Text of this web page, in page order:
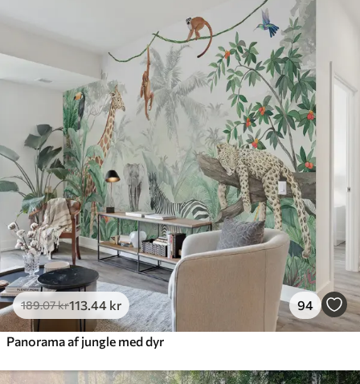
Premium
.33269.00kr/m²
Premium vinyl
516.67310.00 kr/m²
Peel and Stick
666.67400.00kr/m²
189.07kr113 .44 kr 94
Panorama af jungle med dyr